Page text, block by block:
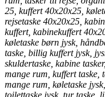
25, kuffert 40x20x25,
rejsetaske 40x20x25,
kuffert, kabinekuffert
køletaske børn jysk,
taske, billig kuffert jysk,
skuldertaske, kabine
mange rum, kuffert taske,
mange rum, køletaske
toilettaske jysk, tur taske,